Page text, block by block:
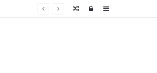
Sidebar
Log
Random